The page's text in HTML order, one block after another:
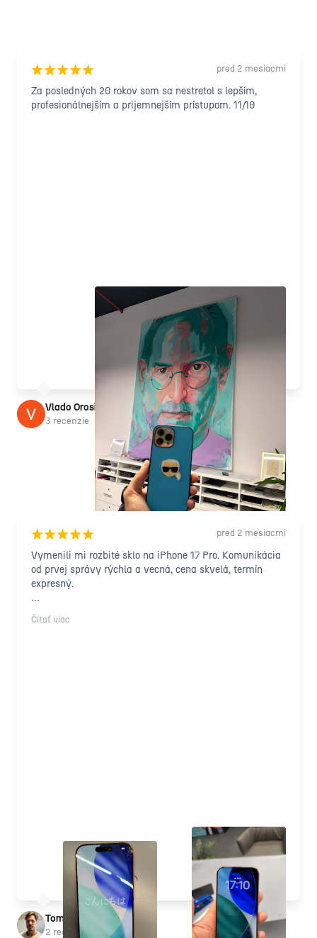
¡¡¡¡¡ pred 2 mesiacmi
Za posledných 20 rokov som sa nestretol s lepším,
profesionálnejším a prijemnejším prístupom. 11/10
Vlado Orosi
3 recenzie
¡¡¡¡¡ pred 2 mesiacmi
Vymenili mi rozbité sklo na iPhone 17 Pro. Komunikácia
od prvej správy rýchla a vecná, cena skvelá, termín
expresný.
Samotná oprava prebehla presne podľa dohody, bez
prekvapení a navýšenia. Po dokončení sa mi sami ozvali
Čítať viac
Tomáš Kršňák
2 recenzie